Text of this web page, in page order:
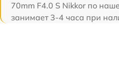
70mm F4.0 S Nikkor по
занимает 3-4 часа при